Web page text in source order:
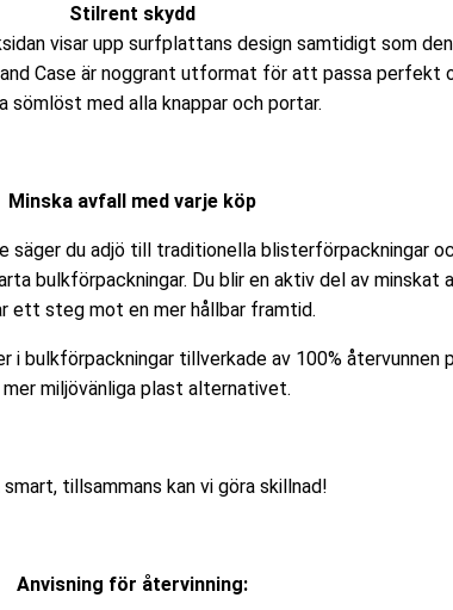
Stilrent skydd
visar upp surfplattans design samtidigt som
Case är noggrant utformat för att passa perfekt
sömlöst med alla knappar och portar.
Minska avfall med varje köp
säger du adjö till traditionella blisterförpackningar
bulkförpackningar. Du blir en aktiv del av minskat
ett steg mot en mer hållbar framtid.
i bulkförpackningar tillverkade av 100% återvunnen
miljövänliga plast alternativet.
tillsammans kan vi göra skillnad!
Anvisning för återvinning: